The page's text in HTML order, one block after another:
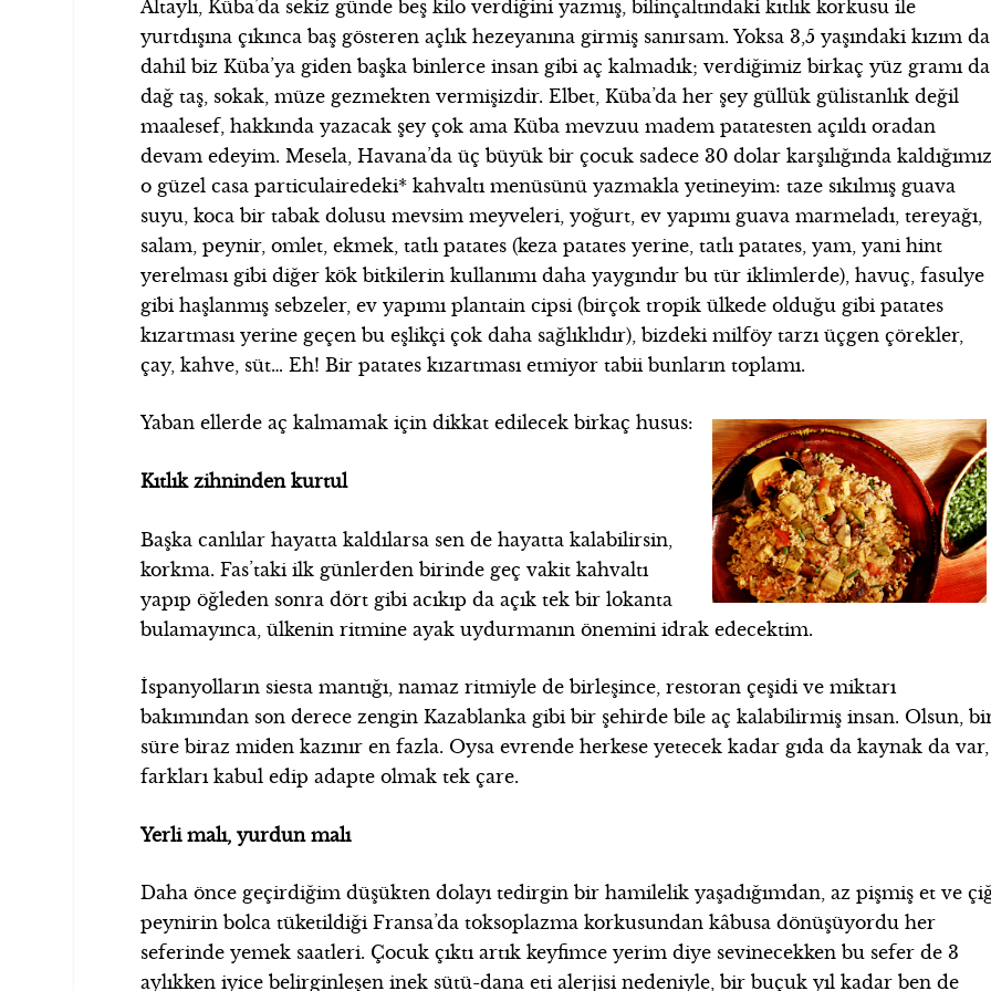
Altaylı, Küba’da sekiz günde beş kilo verdiğini yazmış, bilinçaltındaki kıtlık korkusu ile
yurtdışına çıkınca baş gösteren açlık hezeyanına girmiş sanırsam. Yoksa 3,5 yaşındaki kızım da
dahil biz Küba’ya giden başka binlerce insan gibi aç kalmadık; verdiğimiz birkaç yüz gramı da
dağ taş, sokak, müze gezmekten vermişizdir. Elbet, Küba’da her şey güllük gülistanlık değil
maalesef, hakkında yazacak şey çok ama Küba mevzuu madem patatesten açıldı oradan
devam edeyim. Mesela, Havana’da üç büyük bir çocuk sadece 30 dolar karşılığında
o güzel casa particulairedeki* kahvaltı menüsünü yazmakla yetineyim: taze sıkılmış guava
suyu, koca bir tabak dolusu mevsim meyveleri, yoğurt, ev yapımı guava marmeladı, tereyağı,
salam, peynir, omlet, ekmek, tatlı patates (keza patates yerine, tatlı patates, yam, yani hint
yerelması gibi diğer kök bitkilerin kullanımı daha yaygındır bu tür iklimlerde), havuç, fasulye
gibi haşlanmış sebzeler, ev yapımı plantain cipsi (birçok tropik ülkede olduğu gibi patates
kızartması yerine geçen bu eşlikçi çok daha sağlıklıdır), bizdeki milföy tarzı üçgen çörekler,
çay, kahve, süt… Eh! Bir patates kızartması etmiyor tabii bunların toplamı.
Yaban ellerde aç kalmamak için dikkat edilecek birkaç husus:
Kıtlık zihninden kurtul
Başka canlılar hayatta kaldılarsa sen de hayatta kalabilirsin,
korkma. Fas’taki ilk günlerden birinde geç vakit kahvaltı
yapıp öğleden sonra dört gibi acıkıp da açık tek bir lokanta
bulamayınca, ülkenin ritmine ayak uydurmanın önemini idrak edecektim.
İspanyolların siesta mantığı, namaz ritmiyle de birleşince, restoran çeşidi ve miktarı
bakımından son derece zengin Kazablanka gibi bir şehirde bile aç kalabilirmiş insan. Olsun,
süre biraz miden kazınır en fazla. Oysa evrende herkese yetecek kadar gıda da kaynak da var,
farkları kabul edip adapte olmak tek çare.
Yerli malı, yurdun malı
Daha önce geçirdiğim düşükten dolayı tedirgin bir hamilelik yaşadığımdan, az pişmiş et ve
peynirin bolca tüketildiği Fransa’da toksoplazma korkusundan kâbusa dönüşüyordu her
seferinde yemek saatleri. Çocuk çıktı artık keyfimce yerim diye sevinecekken bu sefer de 3
aylıkken iyice belirginleşen inek sütü-dana eti alerjisi nedeniyle, bir buçuk yıl kadar ben de